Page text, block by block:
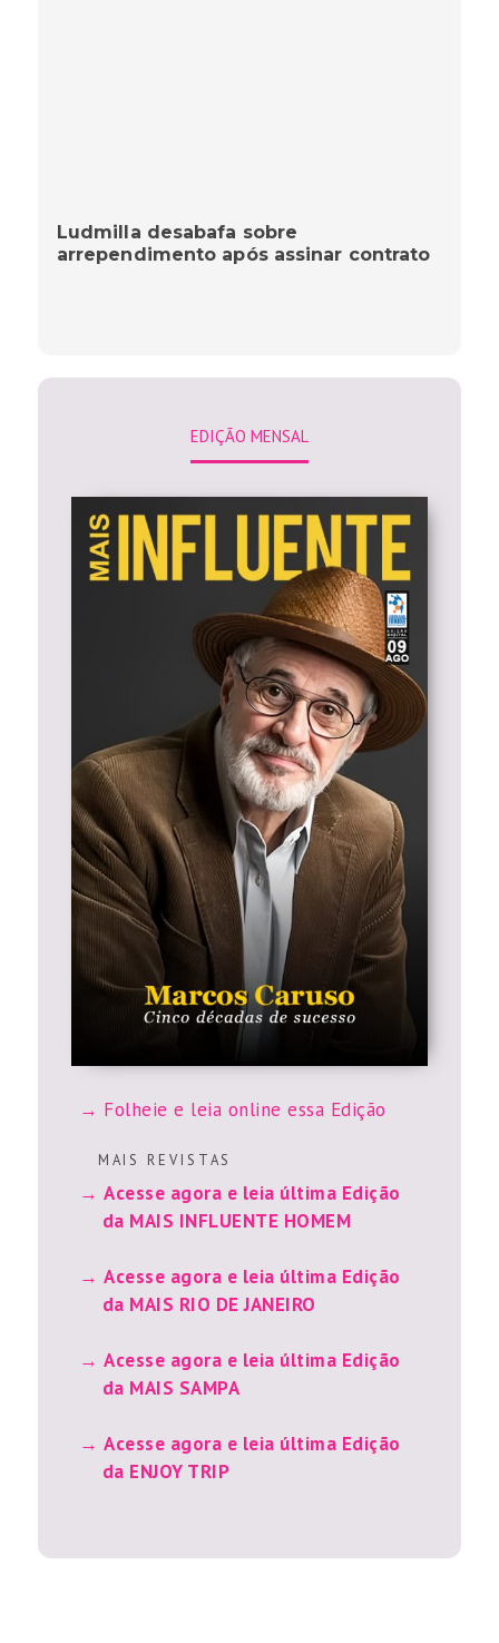
Ludmilla desabafa sobre
arrependimento após assinar contrato
EDIÇÃO MENSAL
Folheie e leia online essa Edição
M A I S R E V I S T A S
Acesse agora e leia última Edição
da MAIS INFLUENTE HOMEM
Acesse agora e leia última Edição
da MAIS RIO DE JANEIRO
Acesse agora e leia última Edição
da MAIS SAMPA
Acesse agora e leia última Edição
da ENJOY TRIP